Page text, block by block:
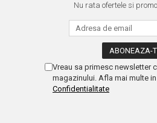
Nu rata ofertele si
Vreau sa primesc newsletter
magazinului. Afla mai multe in
Confidentialitate